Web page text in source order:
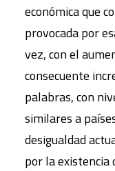
económica que
provocada por
vez, con el
consecuente
palabras, con
similares a
desigualdad
por la existencia